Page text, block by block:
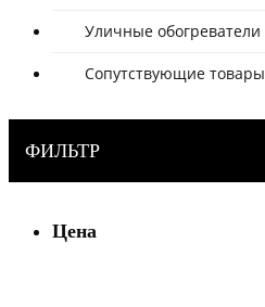
Уличные обогреватели
Сопутствующие товары
ФИЛЬТР
Цена